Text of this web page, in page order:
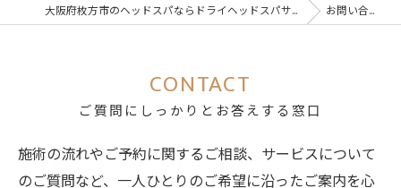
大阪府枚方市のヘッドスパならドライヘッドスパサロンAMI お問い合わせ
ご質問にしっかりとお答えする窓口
CONTACT
施術の流れやご予約に関するご相談、サービスについて
のご質問など、一人ひとりのご希望に沿ったご案内を心